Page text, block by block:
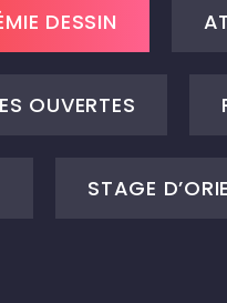
DESSIN
OUVERTES
STAGE